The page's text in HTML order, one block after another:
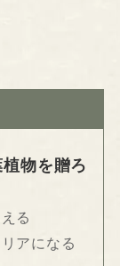
物を贈ろ
る
アになる